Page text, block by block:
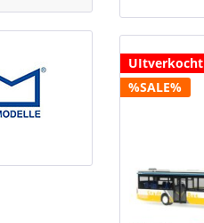
UItverkocht
%SALE%